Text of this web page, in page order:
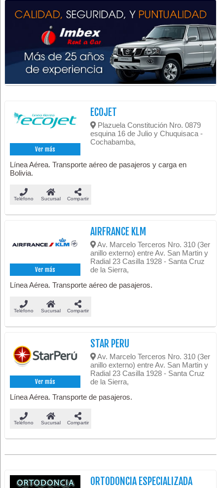
Ver más
ECOJET
Plazuela Constitución Nro. 0879
esquina 16 de Julio y Chuquisaca -
Cochabamba,
Línea Aérea. Transporte aéreo de pasajeros y carga en
Bolivia.
Teléfono Sucursal Compartir
Ver más
AIRFRANCE KLM
Av. Marcelo Terceros Nro. 310 (3er
anillo externo) entre Av. San Martin y
Radial 23 Casilla 1928 - Santa Cruz
de la Sierra,
Línea Aérea. Transporte aéreo de pasajeros.
Teléfono Sucursal Compartir
Ver más
STAR PERU
Av. Marcelo Terceros Nro. 310 (3er
anillo externo) entre Av. San Martin y
Radial 23 Casilla 1928 - Santa Cruz
de la Sierra,
Línea Aérea. Transporte de pasajeros.
Teléfono Sucursal Compartir
ORTODONCIA ESPECIALIZADA